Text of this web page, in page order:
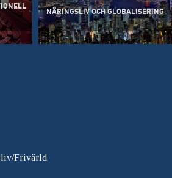
NÄRINGSLIV OCH GLOBALISERING
Frivärld